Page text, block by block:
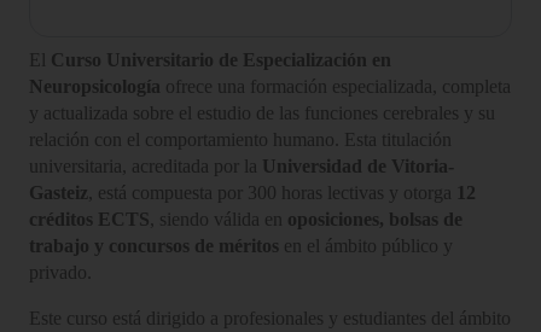
El Curso Universitario de Especialización en
Neuropsicología ofrece una formación especializada, completa
y actualizada sobre el estudio de las funciones cerebrales y su
relación con el comportamiento humano. Esta titulación
universitaria, acreditada por la Universidad de Vitoria-
Gasteiz , está compuesta por 300 horas lectivas y otorga 12
créditos ECTS , siendo válida en oposiciones, bolsas de
trabajo y concursos de méritos en el ámbito público y
privado.
Este curso está dirigido a profesionales y estudiantes del ámbito